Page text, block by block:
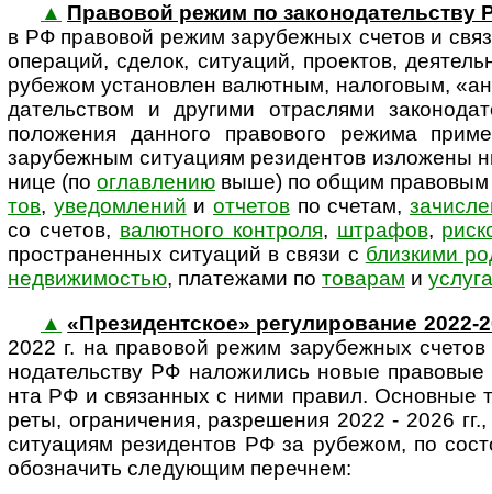
▲ Правовой режим по законодательству
в РФ правовой режим зарубежных сче­тов и
опе­ра­ций, сде­лок, ситу­аций, проек­тов,
рубе­жом уста­новлен валют­ным, нало­говым,
да­тель­ст­вом и дру­гими отрас­лями
поло­жения дан­ного право­вого режима
зару­беж­ным ситу­а­циям рези­ден­тов изло­жены
нице (по оглав­ле­нию выше) по общим
тов, уве­дом­ле­ний иотче­тов по сче­там,
со сче­тов, валют­ного кон­т­роля, штра­фов,
про­ст­ра­нен­ных ситу­а­ций в связи с близ­кими
недви­жи­мо­стью, пла­те­жами по това­рам и
▲ «Президентское» регулирование 2022-
2022 г. на пра­во­вой режим зару­беж­ных
но­да­тель­ству РФ нало­жи­лись новые
нта РФ и свя­зан­ных с ними пра­вил. Основ­ные
реты, огра­ни­че­ния, раз­ре­ше­ния 2022 - 2026
ситу­а­циям рези­ден­тов РФ за рубе­жом, по
обо­зна­чить сле­ду­ю­щим пере­чнем: